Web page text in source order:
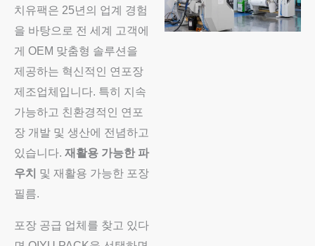
치유팩은 25년의 업계 경험
을 바탕으로 전 세계 고객에
게 OEM 맞춤형 솔루션을
제공하는 혁신적인 연포장
제조업체입니다. 특히 지속
가능하고 친환경적인 연포
장 개발 및 생산에 전념하고
있습니다. 재활용 가능한 파
우치 및 재활용 가능한 포장
필름.
포장 공급 업체를 찾고 있다